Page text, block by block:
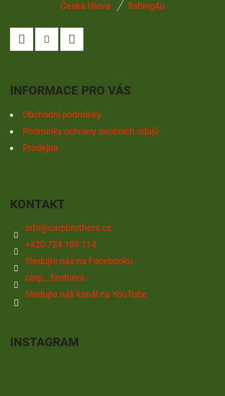
Česká Hlava fishing4u
INFORMACE PRO VÁS
Obchodní podmínky
Podmínky ochrany osobních údajů
Prodejna
KONTAKT
info@carpbrothers.cz
+420 724 109 114
Sledujte nás na Facebooku
carp__brothers
Sledujte náš kanál na YouTube
INSTAGRAM